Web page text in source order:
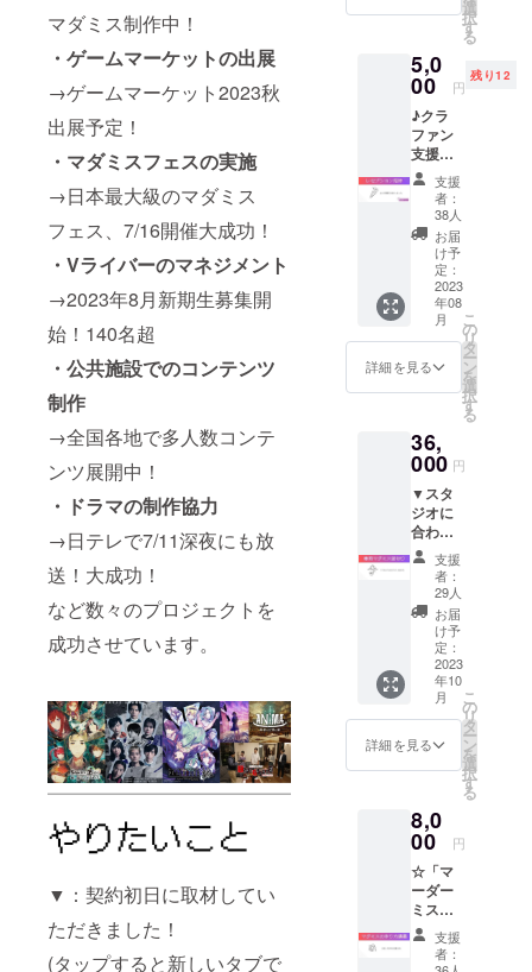
マダミス制作中！
・ゲームマーケットの出展
→ゲームマーケット2023秋
出展予定！
・マダミスフェスの実施
→日本最大級のマダミス
フェス、7/16開催大成功！
・Vライバーのマネジメント
→2023年8月新期生募集開
始！140名超
・公共施設でのコンテンツ
制作
→全国各地で多人数コンテ
ンツ展開中！
・ドラマの制作協力
→日テレで7/11深夜にも放
送！大成功！
など数々のプロジェクトを
成功させています。
▼：契約初日に取材してい
ただきました！
(タップすると新しいタブで
打ち合
必要と
なりま
す。
2024年
8月末ま
で有
効。
ど用途
ず。 カ
フェメ
ニュー
の提供
は別途
費用が
かかり
ます。
利用に
関して
の詳細
は別途
メール
にて お
打ち合
わせが
必要と
12月末
まで有
効。
選
択
す
る
5,0
00 円
残り12
♪クラ
ファン
支援限
定のレ
セプ
ション
パー
ティ。
ルーム
ツアー
を行い
ます。
開催日
時：
2023年
8月27日
から21
時ま
で。 途
中参加
途中退
出自由
です。
※交通費
や滞在
費は自
身にて
ご負担
くださ
い。
支援
者：
38人
お届
け予
定：
2023
年08
月
詳細を見る
こ
の
リ
タ
ー
ン
を
選
択
す
る
36,
000 円
▼スタ
ジオに
合わせ
て制作
した
マー
ダーミ
ステ
リーの
貸切公
演チ
ケット
です。
6名用公
演4時間
で場所
役代金
含む。
支援い
ただい
た方に
は 別途
後日ご
案内を
支援
者：
29人
お届
け予
定：
2023
年10
月
詳細を見る
こ
の
リ
タ
ー
ン
を
選
択
す
る
8,0
00 円
☆「マ
ーダー
ミステ
リーの
作り
方」を
支援
者：